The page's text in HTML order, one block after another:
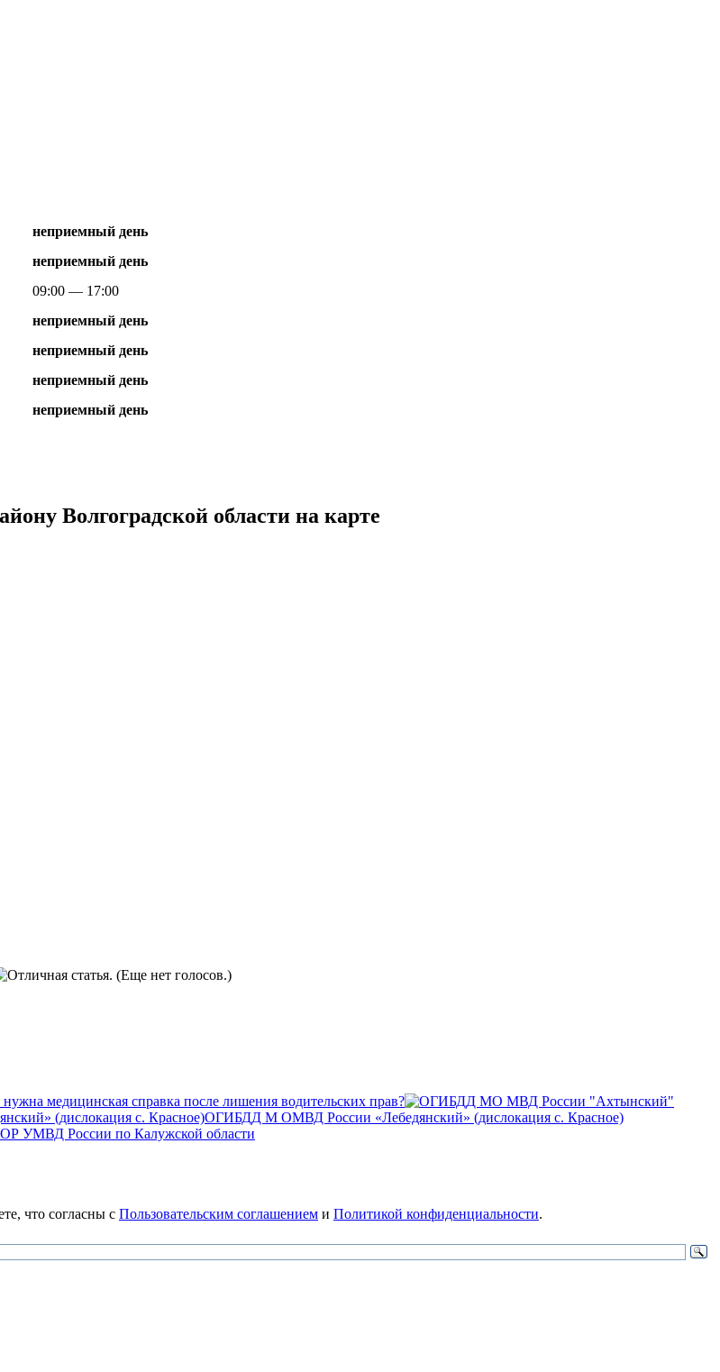
неприемный день
неприемный день
09:00 — 17:00
неприемный день
неприемный день
неприемный день
неприемный день
Волгоградской области на карте
(Еще нет голосов.)
медицинская справка после лишения водительских прав?
ОГИБДД М ОМВД России «Лебедянский» (дислокация с. Красное)
УМВД России по Калужской области
что согласны с Пользовательским соглашением и Политикой конфиденциальности.